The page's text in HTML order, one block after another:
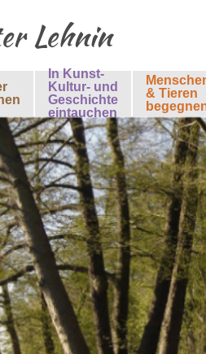
Lehnin
In Kunst-
Kultur- und
Geschichte
eintauchen
& Tieren